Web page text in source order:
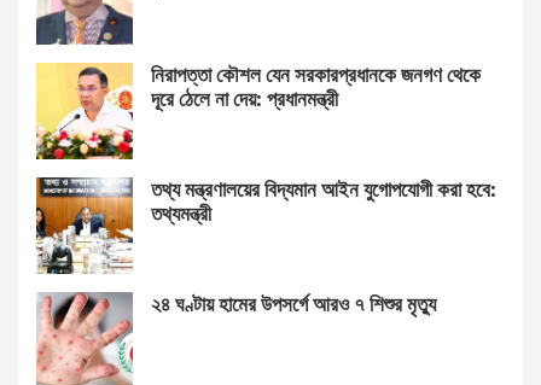
নিরাপত্তা কৌশল যেন সরকারপ্রধানকে জনগণ থেকে
দূরে ঠেলে না দেয়: প্রধানমন্ত্রী
তথ্য মন্ত্রণালয়ের বিদ্যমান আইন যুগোপযোগী করা হবে:
তথ্যমন্ত্রী
২৪ ঘণ্টায় হামের উপসর্গে আরও ৭ শিশুর মৃত্যু